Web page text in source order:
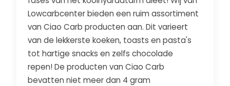
Lowcarbcenter bieden een ruim assortiment
van Ciao Carb producten aan. Dit varieert
van de lekkerste koeken, toasts en pasta's
tot hartige snacks en zelfs chocolade
repen! De producten van Ciao Carb
bevatten niet meer dan 4 gram